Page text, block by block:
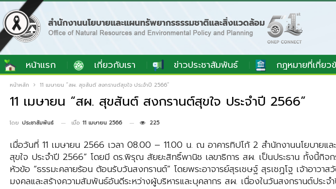
หน้าแรก เกี่ยวกับเรา ข่าวประชาสัมพันธ์ กฎหมายที่เกี่ยว
หน้าหลัก 11 เมษายน “สผ. สุขสันต์ สงกรานต์สุขใจ ประจำปี 2566”
11 เมษายน “สผ. สุขสันต์ สงกรานต์สุขใจ ประจำปี 2566”
โดย ประชาสัมพันธ์ เมื่อ 11 เมษายน 2566 225
เมื่อวันที่ 11 เมษายน 2566 เวลา 08.00 – 11.00 น. ณ อาคารทิปโก้ 2 สำนักงานนโยบาย
สุขใจ ประจำปี 2566” โดยมี ดร.พิรุณ สัยยะสิทธิ์พานิช เลขาธิการ สผ. เป็นประธาน ทั้งนี้กิจ
หัวข้อ “ธรรมะคลายร้อน ต้อนรับวันสงกรานต์” โดยพระอาจารย์สุรเชษฐ์ สุรเชฏโฐ เจ้าอา
มงคลและสร้างความสัมพันธ์อันดีระหว่างผู้บริหารและบุคลากร สผ. เนื่องในวันสงกรานต์ประจ